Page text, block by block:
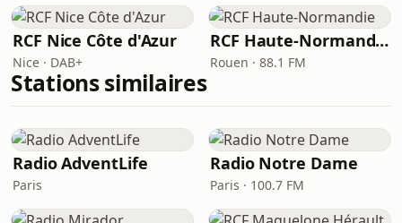
RCF Nice Côte d'Azur
Nice · DAB+
RCF Haute-Normandie
Rouen · 88.1 FM
Stations similaires
Radio AdventLife
Paris
Radio Notre Dame
Paris · 100.7 FM